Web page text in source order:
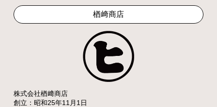
楢﨑商店
株式会社楢﨑商店
創立：昭和25年11月1日